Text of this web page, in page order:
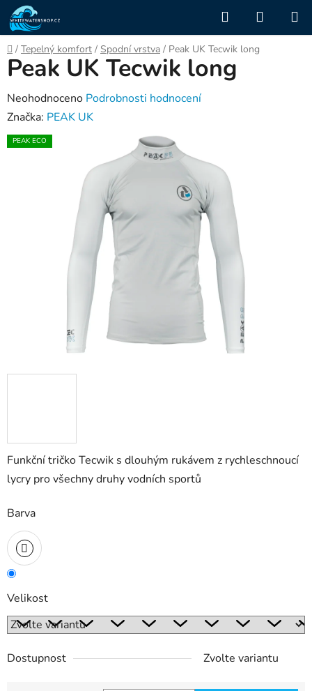
Přejít
na
obsah
Hledat
KOŠÍK
Domů
/ Tepelný komfort / Spodní vrstva / Peak UK Tecwik long
Funkční tričko Tecwik s dlouhým rukávem z rychleschnoucí
lycry pro všechny druhy vodních sportů
Barva
Velikost
Dostupnost Zvolte variantu
Peak UK Tecwik long
Průměrné
hodnocení
produktu
Neohodnoceno Podrobnosti hodnocení
Značka: PEAK UK
PEAK ECO